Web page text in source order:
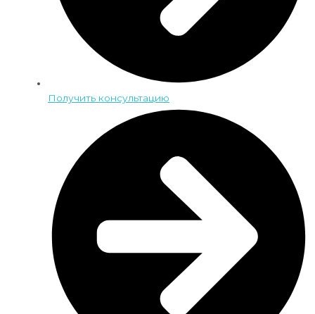
Получить консультацию